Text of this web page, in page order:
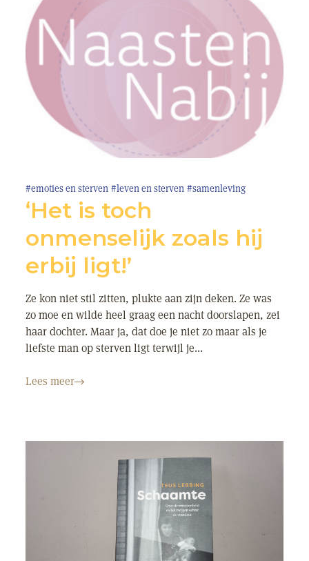
#emoties en sterven #leven en sterven #samenleving
‘Het is toch
onmenselijk zoals hij
erbij ligt!’
Ze kon niet stil zitten, plukte aan zijn deken. Ze was
zo moe en wilde heel graag een nacht doorslapen, zei
haar dochter. Maar ja, dat doe je niet zo maar als je
liefste man op sterven ligt terwijl je...
Lees meer